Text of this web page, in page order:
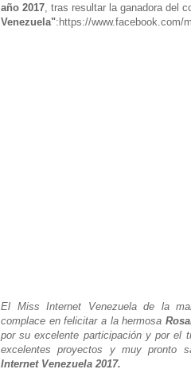
año 2017 , tras resultar la ganadora del
Venezuela":https://www.facebook.com/
El Miss Internet Venezuela de la
complace en felicitar a la hermosa
por su excelente participación y por el
excelentes proyectos y muy pronto
Internet Venezuela 2017.